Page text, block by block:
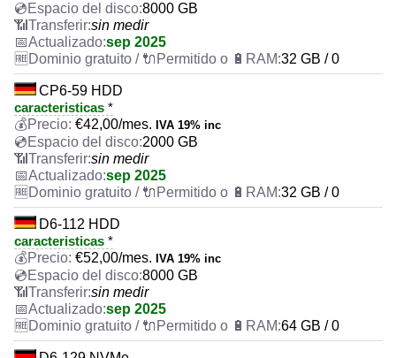
8000 GB
sin medir
sep 2025
32 GB / 0
CP6-59 HDD
caracteristicas *
€42,00/mes. IVA 19% inc
2000 GB
sin medir
sep 2025
32 GB / 0
D6-112 HDD
caracteristicas *
€52,00/mes. IVA 19% inc
8000 GB
sin medir
sep 2025
64 GB / 0